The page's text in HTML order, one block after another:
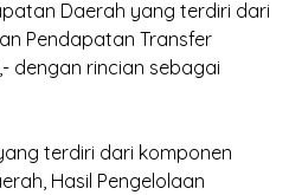
Daerah yang terdiri dari
Pendapatan Transfer
dengan rincian sebagai
terdiri dari komponen
Hasil Pengelolaan